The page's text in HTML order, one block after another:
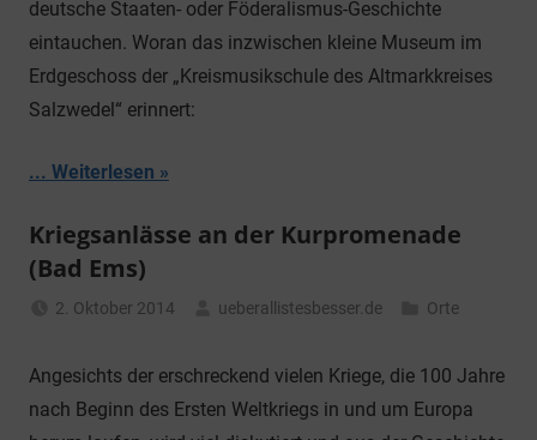
deutsche Staaten- oder Föderalismus-Geschichte
eintauchen. Woran das inzwischen kleine Museum im
Erdgeschoss der „Kreismusikschule des Altmarkkreises
Salzwedel“ erinnert:
... Weiterlesen
Kriegsanlässe an der Kurpromenade
(Bad Ems)
2. Oktober 2014 ueberallistesbesser.de Orte
Angesichts der erschreckend vielen Kriege, die 100 Jahre
nach Beginn des Ersten Weltkriegs in und um Europa